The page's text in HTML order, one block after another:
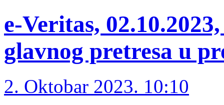
e-Veritas,
glavnog pretresa u
2. Oktobar 2023. 10:10